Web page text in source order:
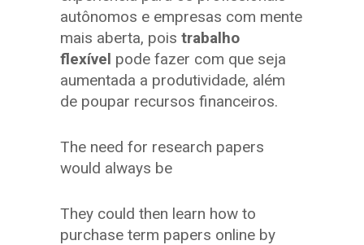
autônomos e empresas com mente
mais aberta, pois trabalho
flexível pode fazer com que seja
aumentada a produtividade, além
de poupar recursos financeiros.
The need for research papers
would always be
They could then learn how to
purchase term papers online by